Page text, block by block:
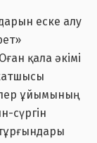
еске алу
қала әкімі
ұйымының
сүргін